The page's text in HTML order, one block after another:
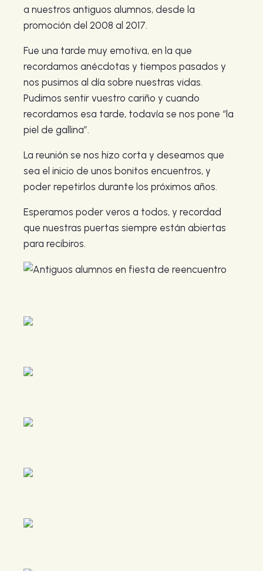
a nuestros antiguos alumnos, desde la
promoción del 2008 al 2017.
Fue una tarde muy emotiva, en la que
recordamos anécdotas y tiempos pasados y
nos pusimos al día sobre nuestras vidas.
Pudimos sentir vuestro cariño y cuando
recordamos esa tarde, todavía se nos pone “la
piel de gallina”.
La reunión se nos hizo corta y deseamos que
sea el inicio de unos bonitos encuentros, y
poder repetirlos durante los próximos años.
Esperamos poder veros a todos, y recordad
que nuestras puertas siempre están abiertas
para recibiros.